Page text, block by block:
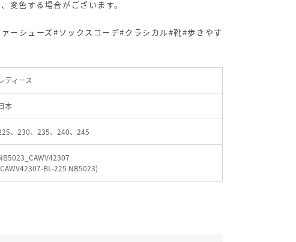
変色する場合がございます。
ーシューズ#ソックスコーデ#クラシカル#靴#歩きやす
ディース
本
、230、235、240、245
CAWV42307-BL-225 NB5023)